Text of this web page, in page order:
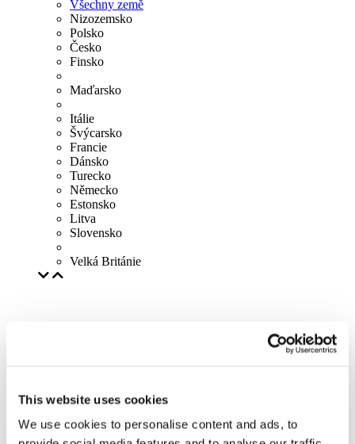
This website uses cookies
We use cookies to personalise content and ads, to
Všechny země
Nizozemsko
Polsko
Česko
Finsko
Maďarsko
Itálie
Švýcarsko
Francie
Dánsko
Turecko
Německo
Estonsko
Litva
Slovensko
Velká Británie